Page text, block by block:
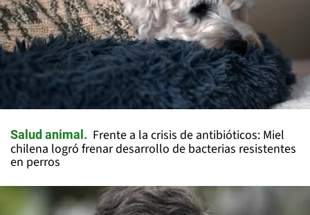
Salud animal
Frente a la crisis de antibióticos: Miel
chilena logró frenar desarrollo de bacterias resistentes
en perros